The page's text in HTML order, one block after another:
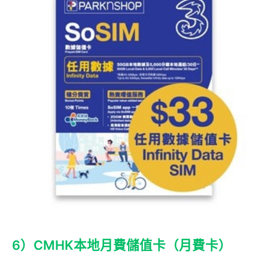
6）CMHK本地月費儲值卡（月費卡）